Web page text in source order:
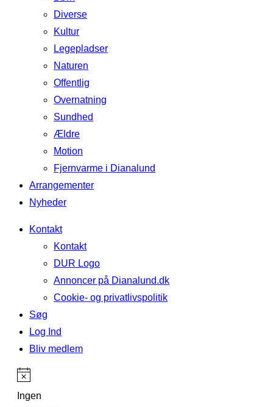
Diverse
Kultur
Legepladser
Naturen
Offentlig
Overnatning
Sundhed
Ældre
Motion
Fjernvarme i Dianalund
Arrangementer
Nyheder
Kontakt
Kontakt
DUR Logo
Annoncer på Dianalund.dk
Cookie- og privatlivspolitik
Søg
Log Ind
Bliv medlem
Ingen